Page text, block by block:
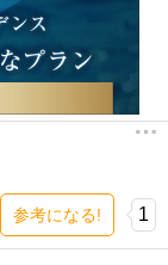
参考になる! 1